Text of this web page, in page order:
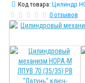
Код товара: Цилиндр
0 отзывов